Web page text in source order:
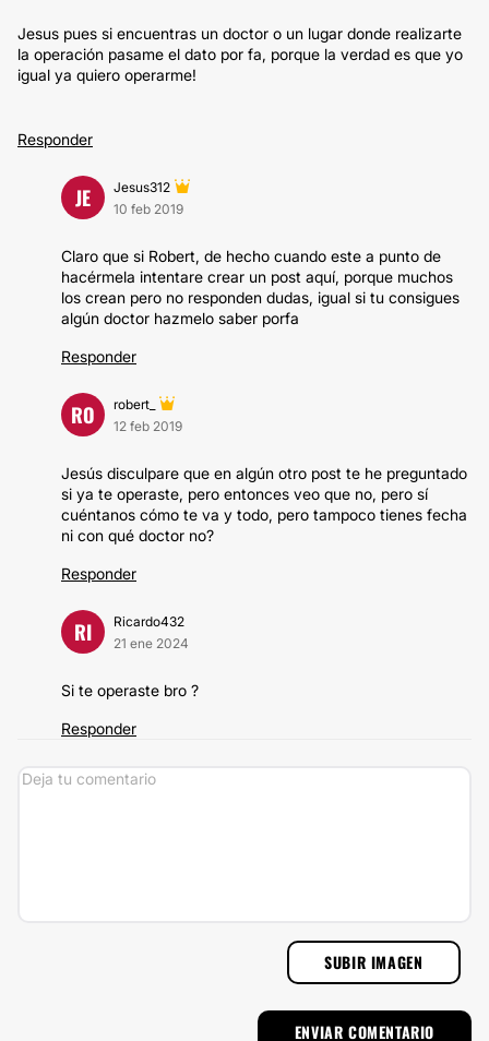
Jesus pues si encuentras un doctor o un lugar donde realizarte
la operación pasame el dato por fa, porque la verdad es que yo
igual ya quiero operarme!
Responder
JE
Jesus312
10 feb 2019
Claro que si Robert, de hecho cuando este a punto de
hacérmela intentare crear un post aquí, porque muchos
los crean pero no responden dudas, igual si tu consigues
algún doctor hazmelo saber porfa
Responder
RO
robert_
12 feb 2019
Jesús disculpare que en algún otro post te he preguntado
si ya te operaste, pero entonces veo que no, pero sí
cuéntanos cómo te va y todo, pero tampoco tienes fecha
ni con qué doctor no?
Responder
RI
Ricardo432
21 ene 2024
Si te operaste bro ?
Responder
SUBIR IMAGEN